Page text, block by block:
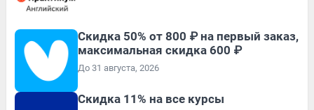
Скидка 50% от 800 ₽ на первый заказ,
максимальная скидка 600 ₽
До 31 августа, 2026
Скидка 11% на все курсы